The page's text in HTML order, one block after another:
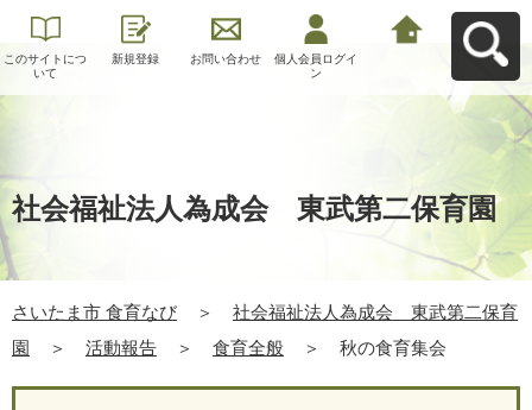
このサイトにつ
いて
新規登録 お問い合わせ
個人会員ログイ
ン
社会福祉法人為成会 東武第二保育園
さいたま市 食育なび ＞
社会福祉法人為成会 東武第二保育
園
＞ 活動報告 ＞ 食育全般 ＞ 秋の食育集会